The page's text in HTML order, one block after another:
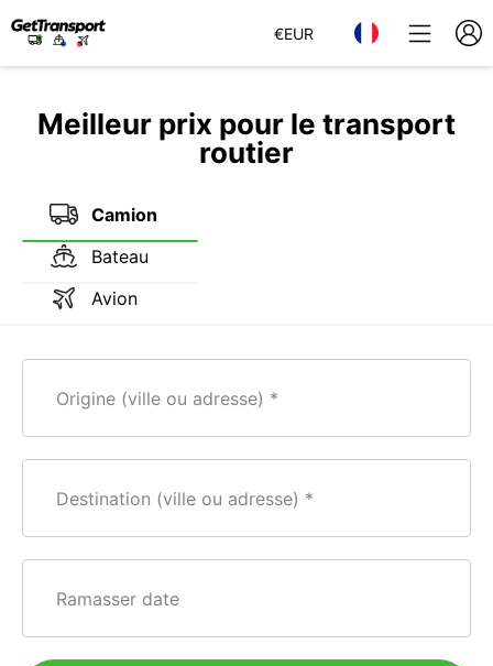
€EUR
Meilleur prix pour le transport
routier
Camion
Bateau
Avion
Origine (ville ou adresse)
Destination (ville ou adresse)
Ramasser date